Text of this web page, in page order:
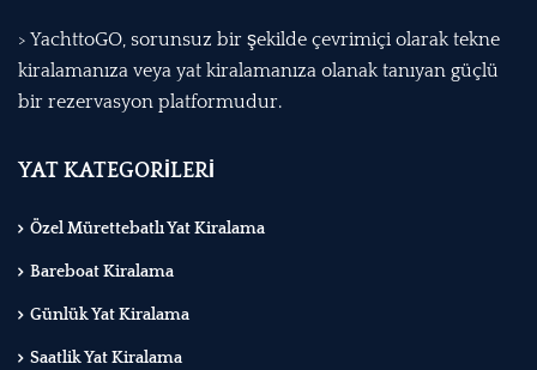
> YachttoGO, sorunsuz bir şekilde çevrimiçi olarak tekne
kiralamanıza veya yat kiralamanıza olanak tanıyan güçlü
bir rezervasyon platformudur.
YAT KATEGORİLERİ
Özel Mürettebatlı Yat Kiralama
Bareboat Kiralama
Günlük Yat Kiralama
Saatlik Yat Kiralama